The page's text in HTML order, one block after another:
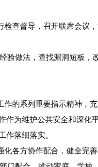
检查督导，召开联席会议
验做法，查找漏洞短板
的系列重要指示精神，
为维护公共安全和深化
作落细落实。
各方协作配合，健全完